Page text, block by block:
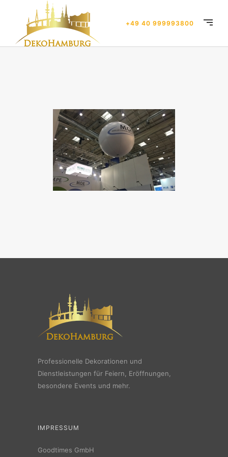
+49 40 999993800
Professionelle Dekorationen und
Dienstleistungen für Feiern, Eröffnungen,
besondere Events und mehr.
IMPRESSUM
Goodtimes GmbH